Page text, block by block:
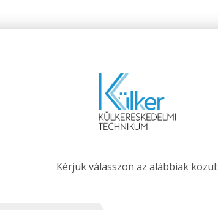
Kérjük válasszon az alábbiak közül: